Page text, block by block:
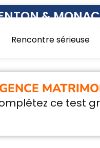
&
Rencontre sérieuse
ce test